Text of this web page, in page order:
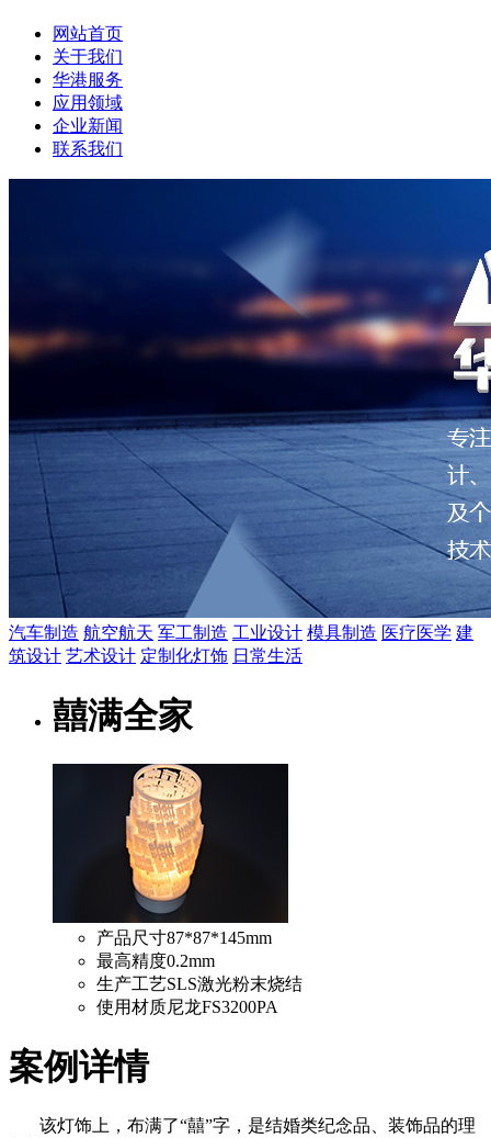
网站首页
关于我们
华港服务
应用领域
企业新闻
联系我们
汽车制造 航空航天 军工制造 工业设计 模具制造 医疗医学 建
筑设计 艺术设计 定制化灯饰 日常生活
囍满全家
产品尺寸87*87*145mm
最高精度0.2mm
生产工艺SLS激光粉末烧结
使用材质尼龙FS3200PA
案例详情
该灯饰上，布满了“囍”字，是结婚类纪念品、装饰品的理